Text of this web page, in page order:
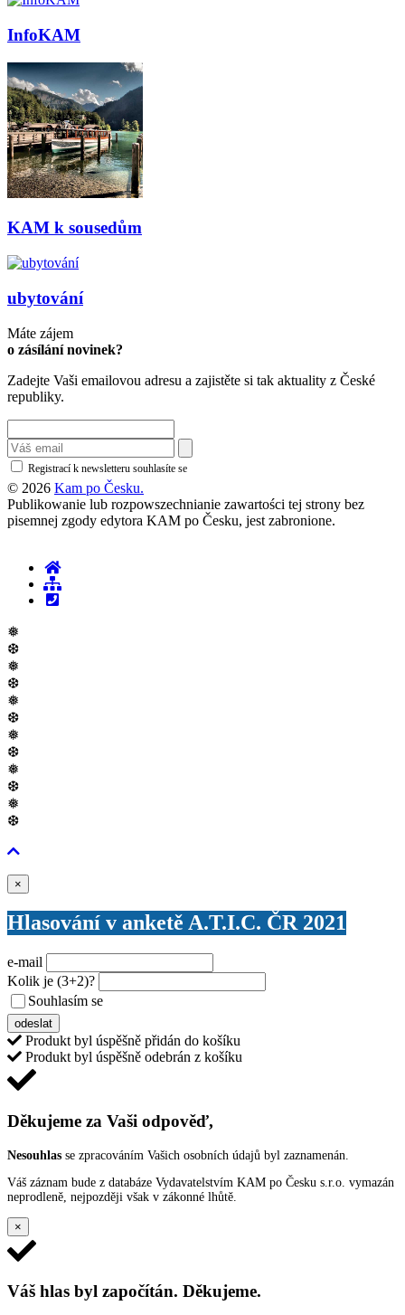
InfoKAM
KAM k sousedům
ubytování
Máte zájem
o zásílání novinek?
Zadejte Vaši emailovou adresu a zajistěte si tak aktuality z České
republiky.
Registrací k newsletteru souhlasíte se
© 2026 Kam po Česku.
Publikowanie lub rozpowszechnianie zawartości tej strony bez
pisemnej zgody edytora KAM po Česku, jest zabronione.
❅
❆
❅
❆
❅
❆
❅
❆
❅
❆
❅
❆
×
Hlasování v anketě A.T.I.C. ČR 2021
e-mail
Kolik je (3+2)?
Souhlasím se
odeslat
Produkt byl úspěšně přidán do košíku
Produkt byl úspěšně odebrán z košíku
Děkujeme za Vaši odpověď,
Nesouhlas se zpracováním Vašich osobních údajů byl zaznamenán.
Váš záznam bude z databáze Vydavatelstvím KAM po Česku s.r.o. vymazán
neprodleně, nejpozději však v zákonné lhůtě.
×
Váš hlas byl započítán. Děkujeme.